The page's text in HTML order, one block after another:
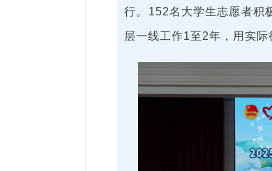
行。152名大学生志愿者积
层一线工作1至2年，用实际